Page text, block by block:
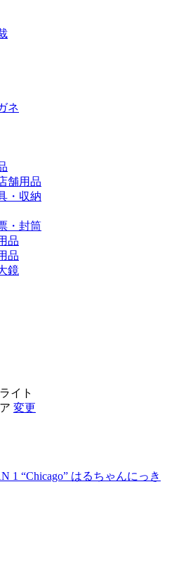
ネ
舗用品
・収納
・封筒
品
品
鏡
変更
1 “Chicago” はるちゃんにっき